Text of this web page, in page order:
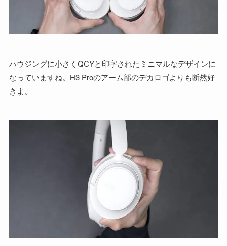
ハウジングに小さくQCYと印字されたミニマルなデザインに
なっていますね。H3 Proのアーム部のデカロゴよりも断然好
きよ。